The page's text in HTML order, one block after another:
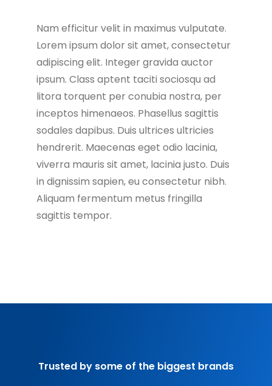
Nam efficitur velit in maximus vulputate.
Lorem ipsum dolor sit amet, consectetur
adipiscing elit. Integer gravida auctor
ipsum. Class aptent taciti sociosqu ad
litora torquent per conubia nostra, per
inceptos himenaeos. Phasellus sagittis
sodales dapibus. Duis ultrices ultricies
hendrerit. Maecenas eget odio lacinia,
viverra mauris sit amet, lacinia justo. Duis
in dignissim sapien, eu consectetur nibh.
Aliquam fermentum metus fringilla
sagittis tempor.
Trusted by some of the biggest brands